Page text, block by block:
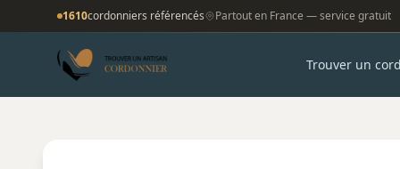
1610cordonniers référencés Partout en France — service gratuit
Trouver un